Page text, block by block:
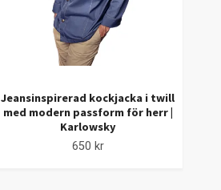
Jeansinspirerad kockjacka i twill
med modern passform för herr |
Karlowsky
650 kr